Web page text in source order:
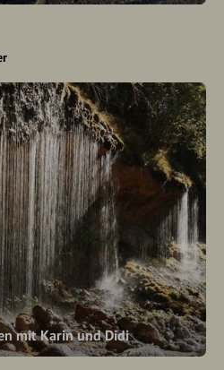
mit Karin und Didi